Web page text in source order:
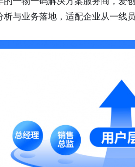
析与业务落地，适配企业从一线